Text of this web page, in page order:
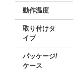
動作温度
取り付けタ
イプ
パッケージ/
ケース